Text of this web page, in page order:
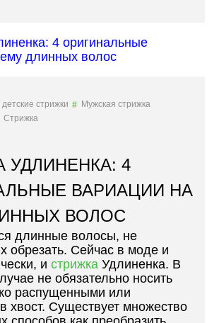
детские стрижки
Мужская стрижка
Стрижка
УДЛИНЕНКА: 4
ВАРИАЦИИ НА
ВОЛОС
длинные волосы, не
обрезать. Сейчас в моде и
и стрижка Удлиненка. В
не обязательно носить
распущенными или
хвост. Существует множество